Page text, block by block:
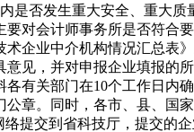
是否发生重大安全、重大质
对会计师事务所是否符合要
企业中介机构情况汇总表
见，并对申报企业填报的
各有关部门在10个工作日内
章。同时，各市、县、国
提交到省科技厅，提交的